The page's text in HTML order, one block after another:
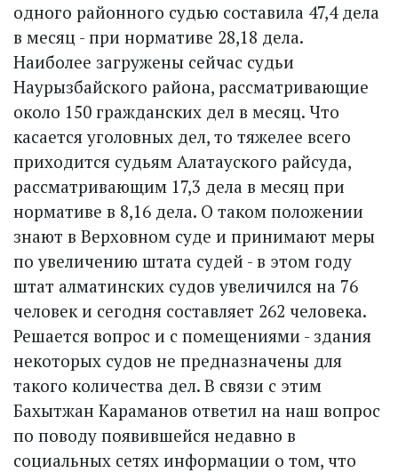
одного районного судью составила 47,4 дела
в месяц - при нормативе 28,18 дела.
Наиболее загружены сейчас судьи
Наурызбайского района, рассматривающие
около 150 граж­данских дел в месяц. Что
касается уголовных дел, то тяжелее всего
приходится судьям Алатауского райсуда,
рассмат­ривающим 17,3 дела в месяц при
нормативе в 8,16 дела. О таком положении
знают в Верховном суде и принимают меры
по увеличению штата судей - в этом году
штат алматинских судов увеличился на 76
человек и сегодня составляет 262 человека.
Решается вопрос и с помещениями - здания
некоторых судов не предназначены для
такого количества дел. В связи с этим
Бахытжан Караманов ответил на наш вопрос
по поводу появившейся недавно в
социальных сетях информации о том, что